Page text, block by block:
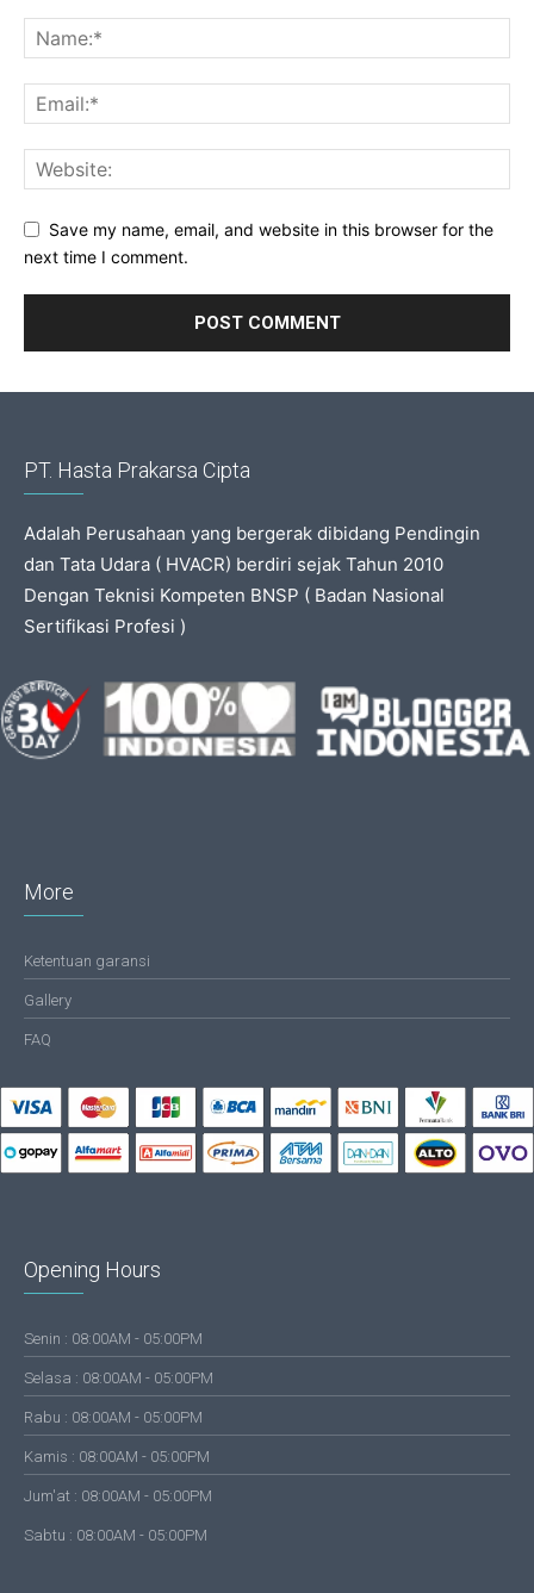
Save my name, email, and website in this browser for the
next time I comment.
PT. Hasta Prakarsa Cipta
Adalah Perusahaan yang bergerak dibidang Pendingin
dan Tata Udara ( HVACR) berdiri sejak Tahun 2010
Dengan Teknisi Kompeten BNSP ( Badan Nasional
Sertifikasi Profesi )
More
Ketentuan garansi
Gallery
FAQ
Opening Hours
Senin : 08:00AM - 05:00PM
Selasa : 08:00AM - 05:00PM
Rabu : 08:00AM - 05:00PM
Kamis : 08:00AM - 05:00PM
Jum'at : 08:00AM - 05:00PM
Sabtu : 08:00AM - 05:00PM